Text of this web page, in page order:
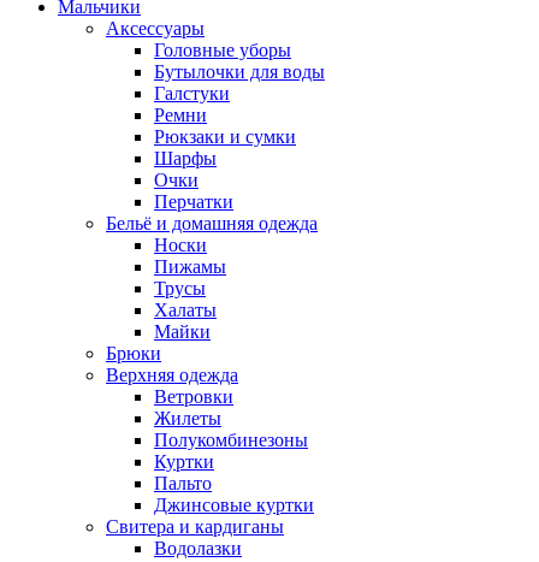
Мальчики
Аксессуары
Головные уборы
Бутылочки для воды
Галстуки
Ремни
Рюкзаки и сумки
Шарфы
Очки
Перчатки
Бельё и домашняя одежда
Носки
Пижамы
Трусы
Халаты
Майки
Брюки
Верхняя одежда
Ветровки
Жилеты
Полукомбинезоны
Куртки
Пальто
Джинсовые куртки
Свитера и кардиганы
Водолазки